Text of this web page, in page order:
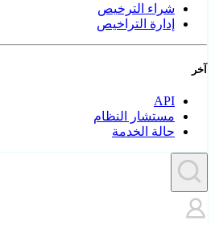
شراء الترخيص
إدارة التراخيص
آخر
API
مستشار النظام
حالة الخدمة